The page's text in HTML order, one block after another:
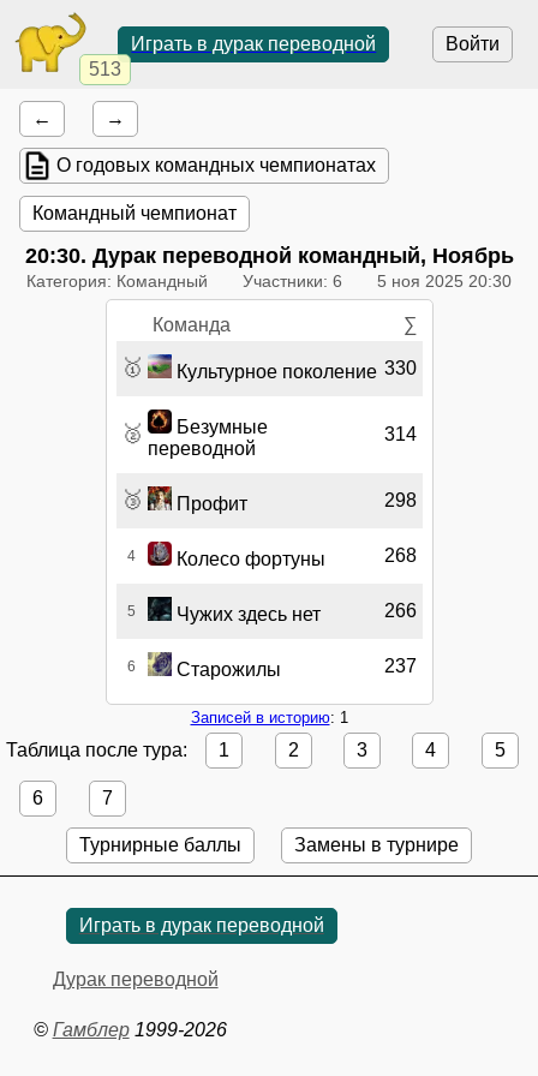
513
Войти
Играть в дурак переводной
← →
О годовых командных чемпионатах
Командный чемпионат
20:30. Дурак переводной командный, Ноябрь
Категория: Командный Участники: 6 5 ноя 2025 20:30
Команда ∑
🥇 Культурное поколение 330
🥈
Безумные
переводной
314
🥉 Профит 298
4 Колесо фортуны 268
5 Чужих здесь нет 266
6 Старожилы 237
Записей в историю: 1
Таблица после тура: 1 2 3 4 5
6 7
Турнирные баллы Замены в турнире
Играть в дурак переводной
Дурак переводной
© Гамблер1999-2026